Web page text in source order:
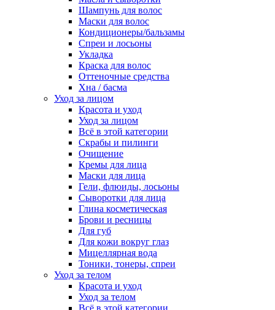
Шампунь для волос
Маски для волос
Кондиционеры/бальзамы
Спреи и лосьоны
Укладка
Краска для волос
Оттеночные средства
Хна / басма
Уход за лицом
Красота и уход
Уход за лицом
Всё в этой категории
Скрабы и пилинги
Очищение
Кремы для лица
Маски для лица
Гели, флюиды, лосьоны
Сыворотки для лица
Глина косметическая
Брови и ресницы
Для губ
Для кожи вокруг глаз
Мицеллярная вода
Тоники, тонеры, спреи
Уход за телом
Красота и уход
Уход за телом
Всё в этой категории